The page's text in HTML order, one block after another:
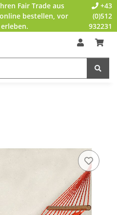
Fair Trade aus
bestellen, vor
+43
(0)512
932231